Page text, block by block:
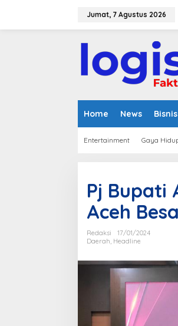
Jumat, 7 Agustus 2026
Home News Bisnis
Entertainment Gaya
Pj Bupati
Aceh
Redaksi
17/01/2024
Daerah, Headline